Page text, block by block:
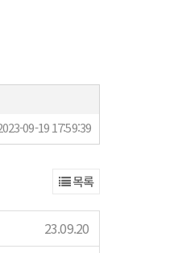
09-19 17:59:39
목록
23.09.20